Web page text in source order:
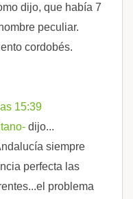
dijo, que había 7
peculiar.
cordobés.
15:39
dijo...
siempre
perfecta las
problema